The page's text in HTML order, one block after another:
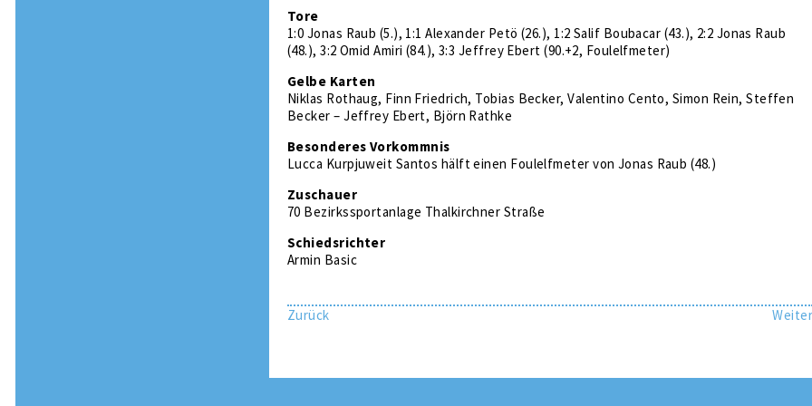
Tore
1:0 Jonas Raub (5.), 1:1 Alexander Petö (26.), 1:2 Salif Boubacar (43.), 2:2 Jonas Raub
(48.), 3:2 Omid Amiri (84.), 3:3 Jeffrey Ebert (90.+2, Foulelfmeter)
Gelbe Karten
Niklas Rothaug, Finn Friedrich, Tobias Becker, Valentino Cento, Simon Rein, Steffen
Becker – Jeffrey Ebert, Björn Rathke
Besonderes Vorkommnis
Lucca Kurpjuweit Santos hälft einen Foulelfmeter von Jonas Raub (48.)
Zuschauer
70 Bezirkssportanlage Thalkirchner Straße
Schiedsrichter
Armin Basic
Zurück Weiter